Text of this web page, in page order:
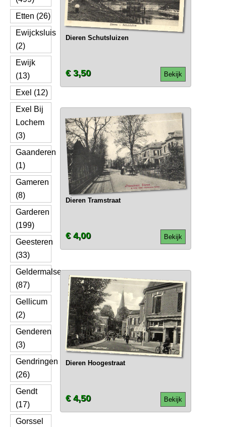
Etten (26)
Ewijcksluis
(2)
Ewijk
(13)
Exel (12)
Exel Bij
Lochem
(3)
Gaanderen
(1)
Gameren
(8)
Garderen
(199)
Geesteren
(33)
Geldermalsen
(87)
Gellicum
(2)
Genderen
(3)
Gendringen
(26)
Gendt
(17)
Gorssel
Dieren Schutsluizen
Bekijk
€ 3,50
Dieren Tramstraat
Bekijk
€ 4,00
Dieren Hoogestraat
Bekijk
€ 4,50